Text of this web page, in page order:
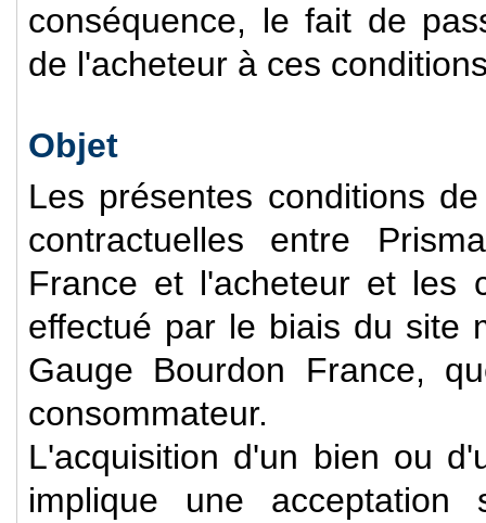
conséquence, le fait de
de l'acheteur à ces
Objet
Les présentes conditions
contractuelles entre
France et l'acheteur et les
effectué par le biais du site
Gauge Bourdon France,
consommateur.
L'acquisition d'un bien ou
implique une